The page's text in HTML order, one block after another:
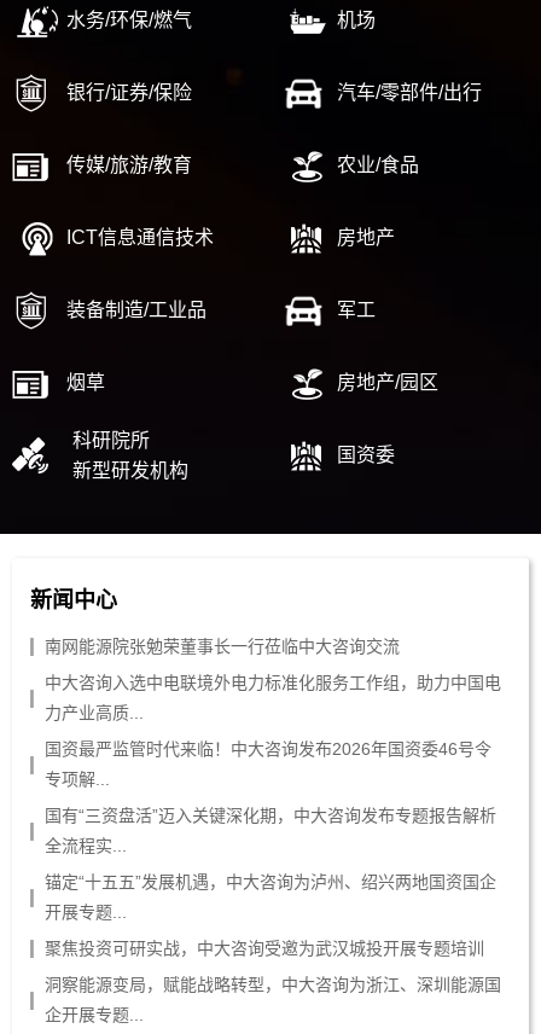
水务/环保/燃气 机场
银行/证券/保险 汽车/零部件/出行
传媒/旅游/教育 农业/食品
ICT信息通信技术 房地产
装备制造/工业品 军工
烟草 房地产/园区
科研院所
新型研发机构
国资委
新闻中心
南网能源院张勉荣董事长一行莅临中大咨询交流
中大咨询入选中电联境外电力标准化服务工作组，助力中国电
力产业高质...
国资最严监管时代来临！中大咨询发布2026年国资委46号令
专项解...
国有“三资盘活”迈入关键深化期，中大咨询发布专题报告解析
全流程实...
锚定“十五五”发展机遇，中大咨询为泸州、绍兴两地国资国企
开展专题...
聚焦投资可研实战，中大咨询受邀为武汉城投开展专题培训
洞察能源变局，赋能战略转型，中大咨询为浙江、深圳能源国
企开展专题...